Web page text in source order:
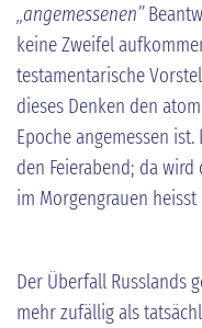
„angemessenen”
keine Zweifel
testamentarische
dieses Denken den
Epoche angemessen
den Feierabend; da
im Morgengrauen heisst
Der Überfall Russlands
mehr zufällig als